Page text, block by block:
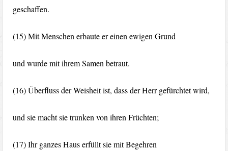
geschaffen.
(15) Mit Menschen erbaute er einen ewigen Grund
und wurde mit ihrem Samen betraut.
(16) Überfluss der Weisheit ist, dass der Herr gefürchtet wird,
und sie macht sie trunken von ihren Früchten;
(17) Ihr ganzes Haus erfüllt sie mit Begehren